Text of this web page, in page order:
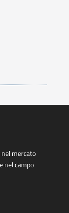
mercato
nel campo